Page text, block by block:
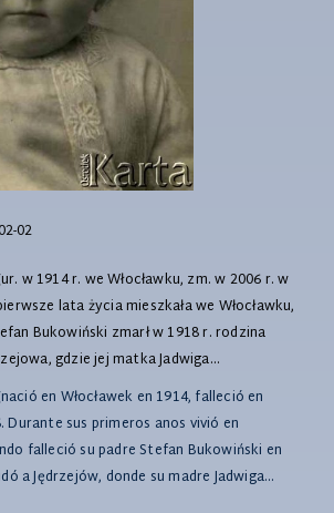
02
w 1914 r. we Włocławku, zm. w 2006 r. w
lata życia mieszkała we Włocławku,
Bukowiński zmarł w 1918 r. rodzina
gdzie jej matka Jadwiga...
en Włocławek en 1914, falleció en
Durante sus primeros anos vivió en
falleció su padre Stefan Bukowiński en
a Jędrzejów, donde su madre Jadwiga...